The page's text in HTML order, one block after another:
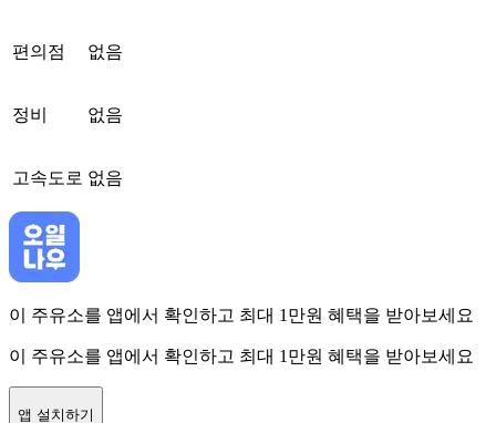
편의점 없음
정비 없음
고속도로 없음
이 주유소를 앱에서 확인하고 최대 1만원 혜택을 받아보세요
이 주유소를 앱에서 확인하고 최대 1만원 혜택을 받아보세요
앱 설치하기